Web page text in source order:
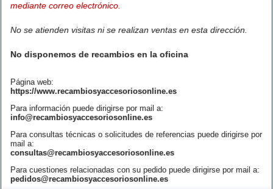
mediante correo electrónico.
No se atienden visitas ni se realizan ventas en esta dirección.
No disponemos de recambios en la oficina
Página web:
https://www.recambiosyaccesoriosonline.es
Para información puede dirigirse por mail a:
info@recambiosyaccesoriosonline.es
Para consultas técnicas o solicitudes de referencias puede dirigirse por
mail a:
consultas@recambiosyaccesoriosonline.es
Para cuestiones relacionadas con su pedido puede dirigirse por mail a:
pedidos@recambiosyaccesoriosonline.es